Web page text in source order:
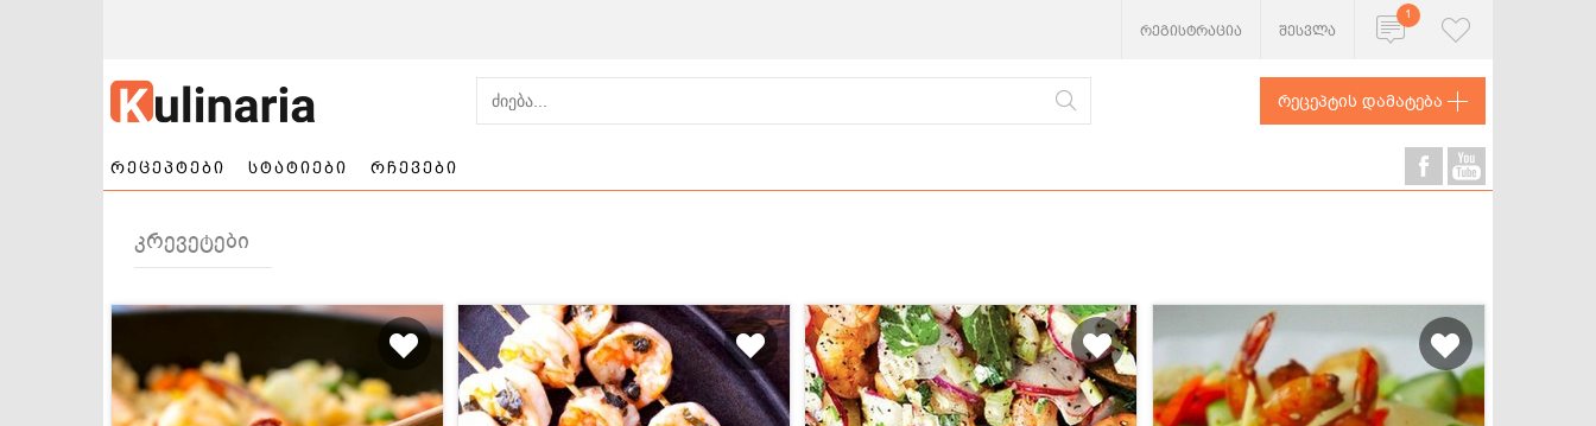
რეგისტრაცია შესვლა
1
რეცეპტის დამატება
რეცეპტები
ნამცხვრები და
ტორტები
ქართული
სამზარეულო
წვნიანები ცომეული ხორცეული
თევზი და
ზღვის
პროდუქტები
სტატიები რჩევები
კრევეტები